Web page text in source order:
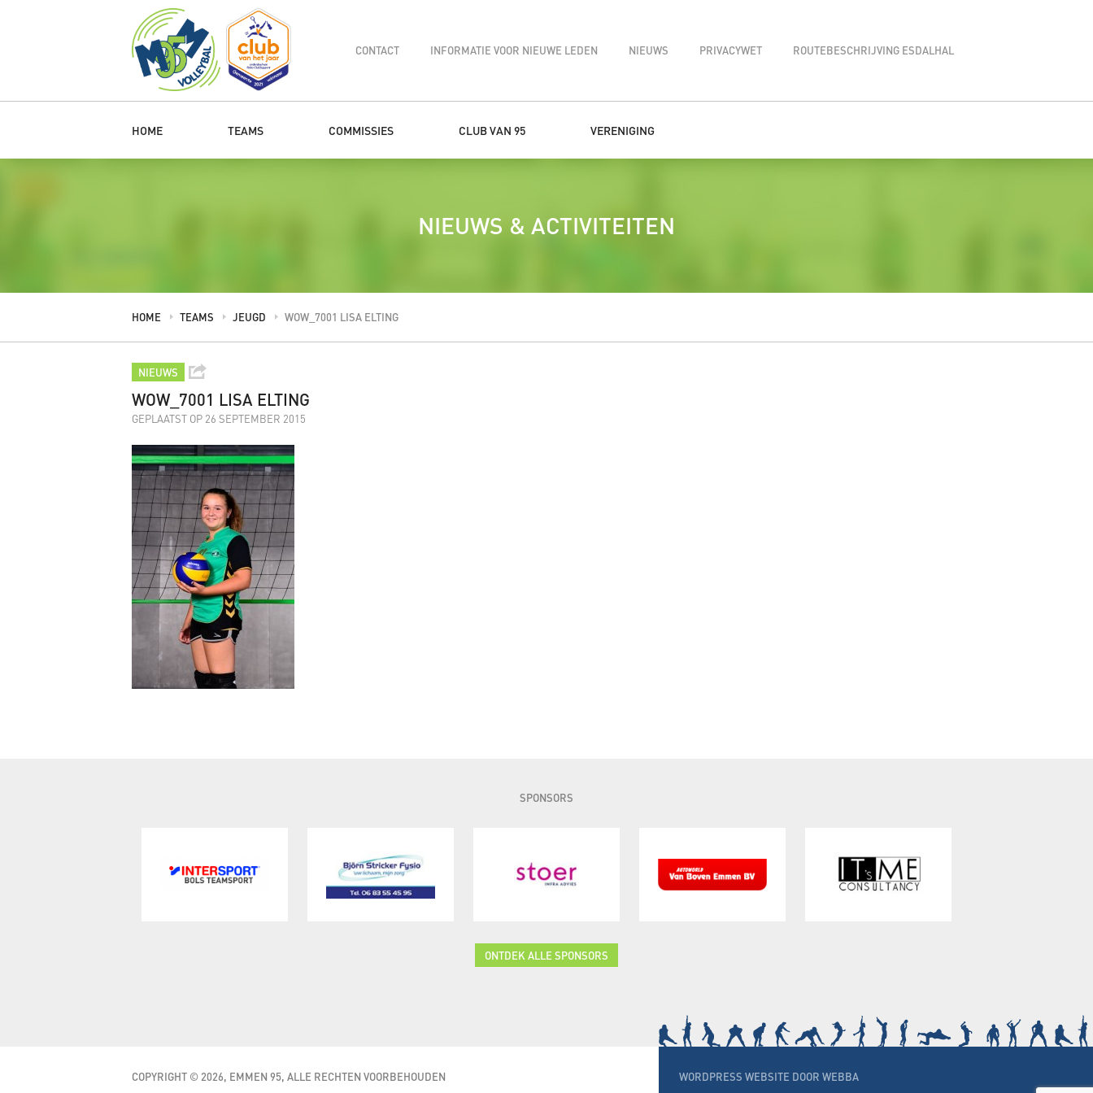
CONTACT INFORMATIE VOOR NIEUWE LEDEN NIEUWS PRIVACYWET ROUTEBESCHRIJVING ESDALHAL
HOME TEAMS COMMISSIES CLUB VAN 95 VERENIGING
NIEUWS & ACTIVITEITEN
HOME TEAMS JEUGD WOW_7001 LISA ELTING
NIEUWS
WOW_7001 LISA ELTING
GEPLAATST OP 26 SEPTEMBER 2015
SPONSORS
ONTDEK ALLE SPONSORS
COPYRIGHT © 2026, EMMEN 95, ALLE RECHTEN VOORBEHOUDEN WORDPRESS WEBSITE DOOR WEBBA